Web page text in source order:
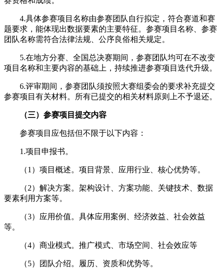
4.具体参赛项目名称由参赛团队自行拟定，符合赛道和赛
题要求，能体现出数据要素的主要特征。参赛项目名称、参赛
团队名称需符合法律法规、公序良俗相关规定。
5.在地方分赛、全国总决赛期间，参赛团队均可在不改变
项目名称和主要内容的基础上，持续推进参赛项目迭代升级。
6.评审期间，参赛团队须按照大赛组委会的要求补充提交
参赛项目有关材料。所有已提交的相关材料原则上不予退还。
（三）参赛项目提交内容
参赛项目应包括但不限于以下内容：
1.项目申报书。
（1）项目概述。项目背景、应用行业、核心优势等。
（2）解决方案。架构设计、方案功能、关键技术、数据
要素利用方案等。
（3）应用价值。具体应用案例、经济效益、社会效益
等。
（4）商业模式。推广模式、市场空间、社会效应等
（5）团队介绍。履历、资质和优势等。